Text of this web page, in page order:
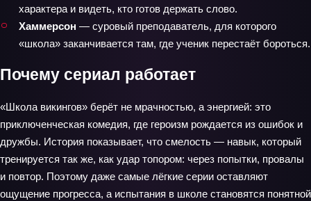
характера и видеть, кто готов держать слово.
Хаммерсон — суровый преподаватель, для которого
«школа» заканчивается там, где ученик перестаёт бороться.
Почему сериал работает
«Школа викингов» берёт не мрачностью, а энергией: это
приключенческая комедия, где героизм рождается из ошибок и
дружбы. История показывает, что смелость — навык, который
тренируется так же, как удар топором: через попытки, провалы
и повтор. Поэтому даже самые лёгкие серии оставляют
ощущение прогресса, а испытания в школе становятся понятной